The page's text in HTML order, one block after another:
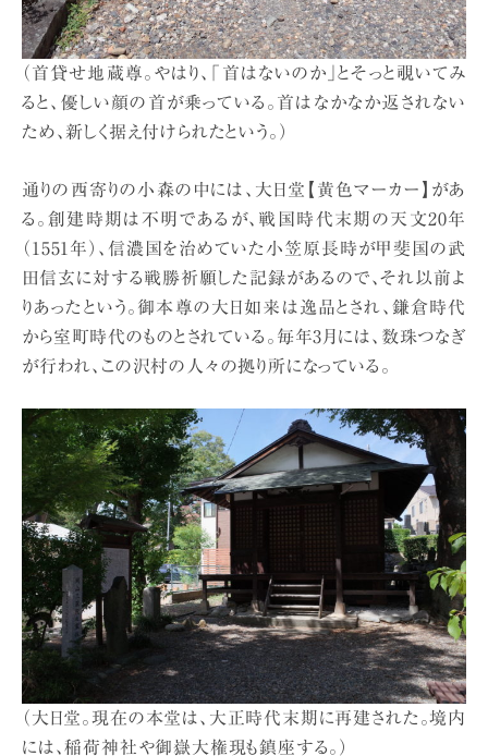
（首貸せ地蔵尊。やはり、「首はないのか」とそっと覗いてみ
ると、優しい顔の首が乗っている。首はなかなか返されない
ため、新しく据え付けられたという。）
通りの西寄りの小森の中には、大日堂【黄色マーカー】があ
る。創建時期は不明であるが、戦国時代末期の天文20年
（1551年）、信濃国を治めていた小笠原長時が甲斐国の武
田信玄に対する戦勝祈願した記録があるので、それ以前よ
りあったという。御本尊の大日如来は逸品とされ、鎌倉時代
から室町時代のものとされている。毎年3月には、数珠つなぎ
が行われ、この沢村の人々の拠り所になっている。
（大日堂。現在の本堂は、大正時代末期に再建された。境内
には、稲荷神社や御嶽大権現も鎮座する。）